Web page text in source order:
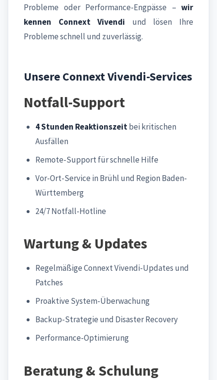
Probleme oder Performance-Engpässe – wir
kennen Connext Vivendi und lösen Ihre
Probleme schnell und zuverlässig.
Unsere Connext Vivendi-Services
Notfall-Support
4 Stunden Reaktionszeitbei kritischen
Ausfällen
Remote-Support für schnelle Hilfe
Vor-Ort-Service in Brühl und Region Baden-
Württemberg
24/7 Notfall-Hotline
Wartung & Updates
Regelmäßige Connext Vivendi-Updates und
Patches
Proaktive System-Überwachung
Backup-Strategie und Disaster Recovery
Performance-Optimierung
Beratung & Schulung